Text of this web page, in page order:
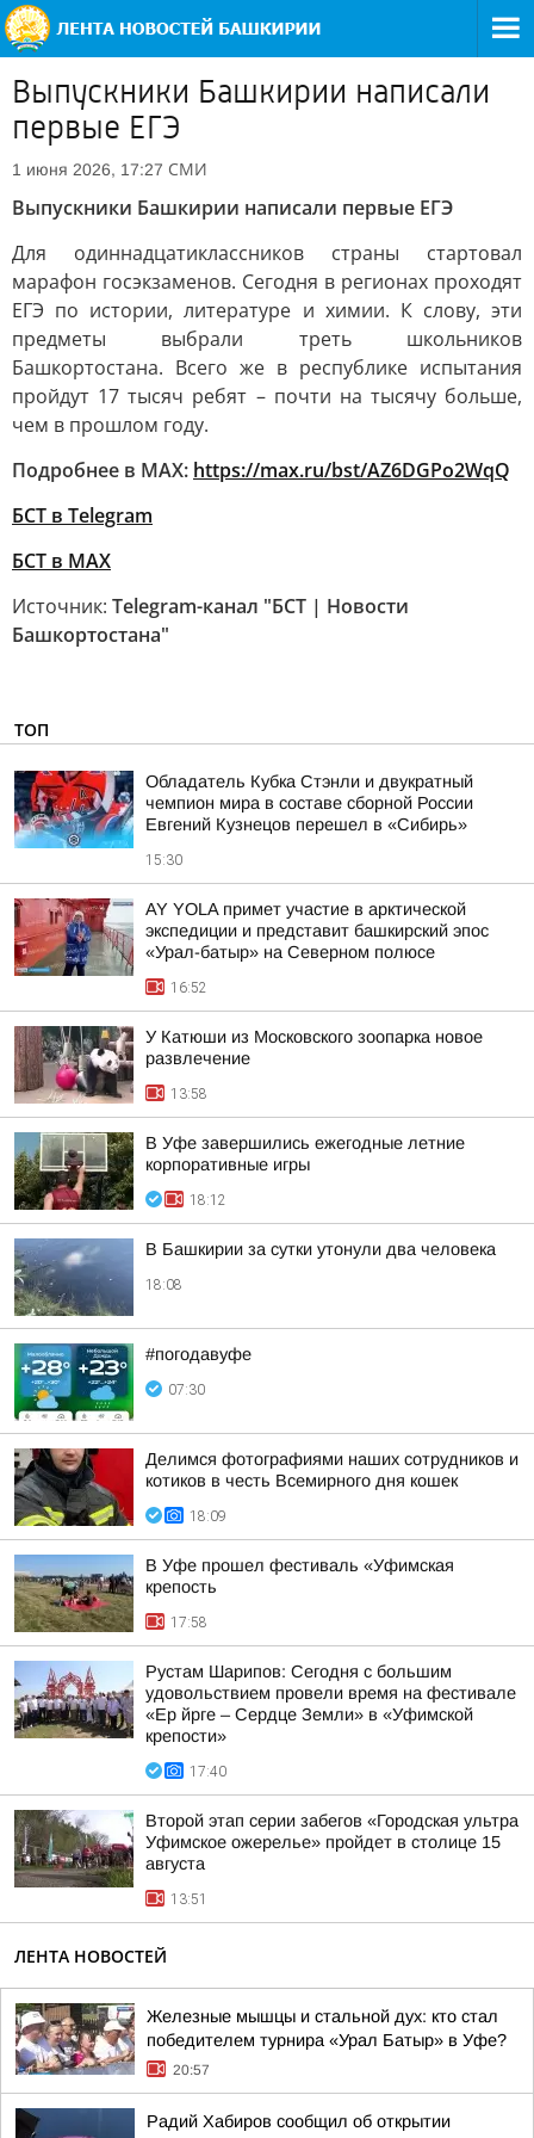
Выпускники Башкирии написали
первые ЕГЭ
1 июня 2026, 17:27 СМИ
Выпускники Башкирии написали первые ЕГЭ
Для одиннадцатиклассников страны стартовал
марафон госэкзаменов. Сегодня в регионах проходят
ЕГЭ по истории, литературе и химии. К слову, эти
предметы выбрали треть школьников
Башкортостана. Всего же в республике испытания
пройдут 17 тысяч ребят – почти на тысячу больше,
чем в прошлом году.
Подробнее в MAX: https://max.ru/bst/AZ6DGPo2WqQ
БСТ в Telegram
БСТ в МАХ
Источник: Telegram-канал "БСТ | Новости
Башкортостана"
ТОП
Обладатель Кубка Стэнли и двукратный
чемпион мира в составе сборной России
Евгений Кузнецов перешел в «Сибирь»
15:30
AY YOLA примет участие в арктической
экспедиции и представит башкирский эпос
«Урал-батыр» на Северном полюсе
16:52
У Катюши из Московского зоопарка новое
развлечение
13:58
В Уфе завершились ежегодные летние
корпоративные игры
18:12
В Башкирии за сутки утонули два человека
18:08
#погодавуфе
07:30
Делимся фотографиями наших сотрудников и
котиков в честь Всемирного дня кошек
18:09
В Уфе прошел фестиваль «Уфимская
крепость
17:58
Рустам Шарипов: Сегодня с большим
удовольствием провели время на фестивале
«Ер йрге – Сердце Земли» в «Уфимской
крепости»
17:40
Второй этап серии забегов «Городская ультра
Уфимское ожерелье» пройдет в столице 15
августа
13:51
ЛЕНТА НОВОСТЕЙ
Железные мышцы и стальной дух: кто стал
победителем турнира «Урал Батыр» в Уфе?
20:57
Радий Хабиров сообщил об открытии